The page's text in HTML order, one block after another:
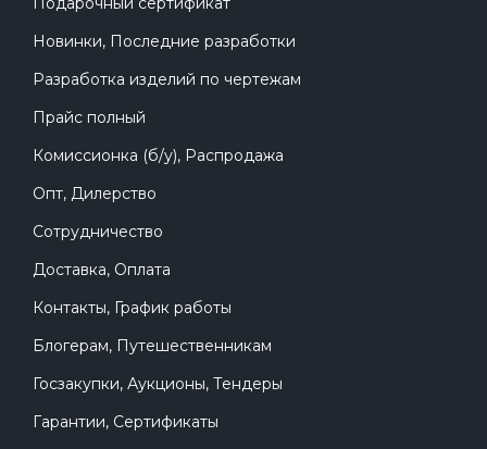
Новинки, Последние разработки
Разработка изделий по чертежам
Прайс полный
Комиссионка (б/у), Распродажа
Опт, Дилерство
Сотрудничество
Доставка, Оплата
Контакты, График работы
Блогерам, Путешественникам
Госзакупки, Аукционы, Тендеры
Гарантии, Сертификаты